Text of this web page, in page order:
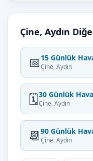
Çine, Aydın
📅 15 Günlük
Çine, Aydın
🗓️30 Günlük
Çine, Aydın
📆 90 Günlük
Çine, Aydın